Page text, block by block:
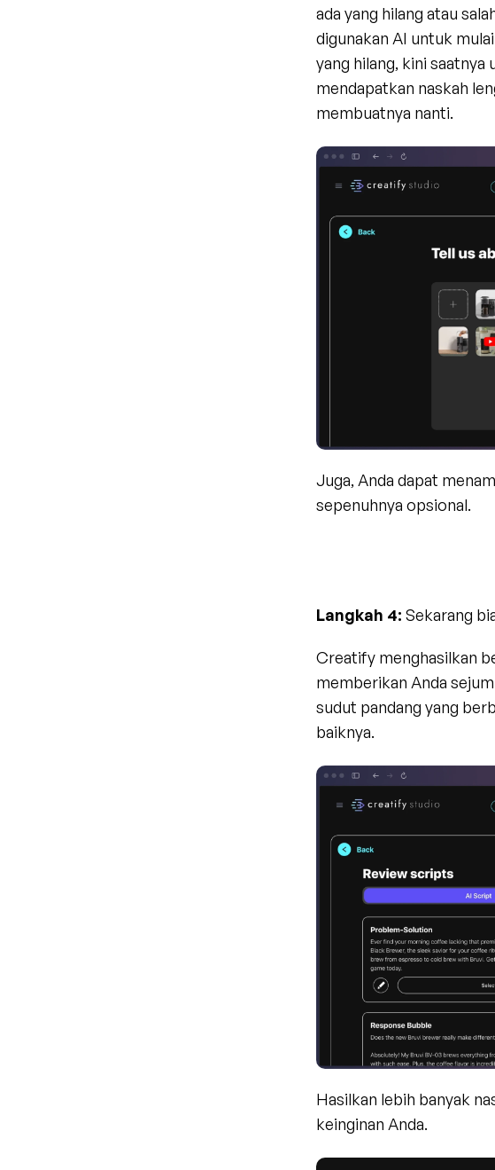
ada yang hilang atau
digunakan AI untuk
yang hilang, kini
mendapatkan naskah
membuatnya nanti.
Juga, Anda dapat
sepenuhnya opsional.
Langkah 4: Sekarang
Creatify menghasilkan
memberikan Anda
sudut pandang yang
baiknya.
Hasilkan lebih banyak
keinginan Anda.